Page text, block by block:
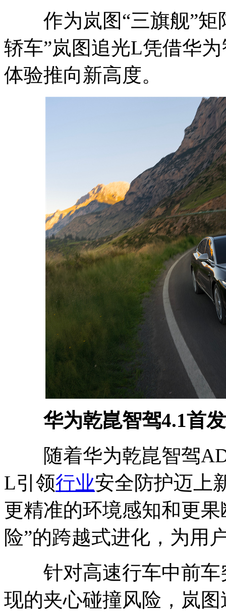
作为岚图“三旗舰”矩
轿车”岚图追光L凭借华
体验推向新高度。
华为乾崑智驾4.1首
随着华为乾崑智驾
L引领行业安全防护迈上
更精准的环境感知和更
险”的跨越式进化，为用
针对高速行车中前车
现的夹心碰撞风险，岚